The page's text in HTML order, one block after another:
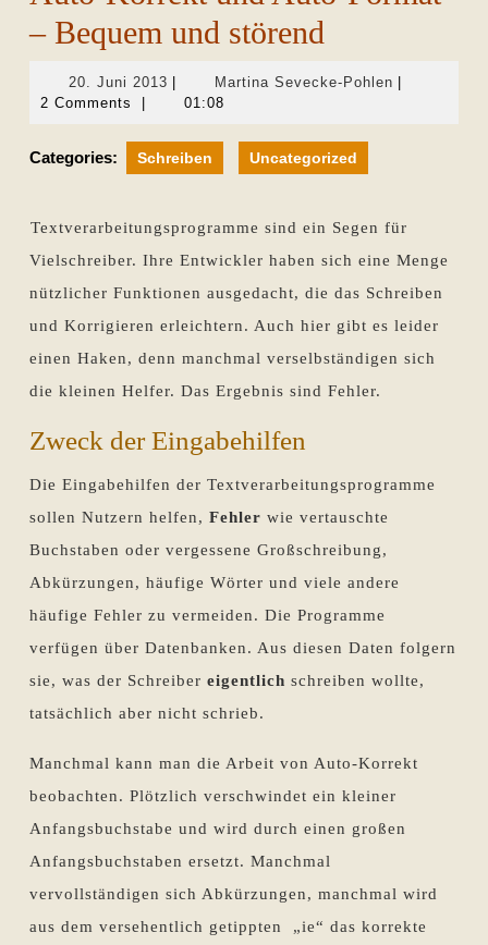
– Bequem und störend
20. Juni 2013 20.
Juni
Martina Sevecke-PohlenMartina
2 Comments
01:08
Categories: Schreiben Uncategorized
Textverarbeitungsprogramme sind ein Segen für
Vielschreiber. Ihre Entwickler haben sich eine Menge
nützlicher Funktionen ausgedacht, die das Schreiben
und Korrigieren erleichtern. Auch hier gibt es leider
einen Haken, denn manchmal verselbständigen sich
die kleinen Helfer. Das Ergebnis sind Fehler.
Zweck der Eingabehilfen
Die Eingabehilfen der Textverarbeitungsprogramme
sollen Nutzern helfen, Fehler wie vertauschte
Buchstaben oder vergessene Großschreibung,
Abkürzungen, häufige Wörter und viele andere
häufige Fehler zu vermeiden. Die Programme
verfügen über Datenbanken. Aus diesen Daten folgern
sie, was der Schreiber eigentlich schreiben wollte,
tatsächlich aber nicht schrieb.
Manchmal kann man die Arbeit von Auto-Korrekt
beobachten. Plötzlich verschwindet ein kleiner
Anfangsbuchstabe und wird durch einen großen
Anfangsbuchstaben ersetzt. Manchmal
vervollständigen sich Abkürzungen, manchmal wird
aus dem versehentlich getippten „ie“ das korrekte